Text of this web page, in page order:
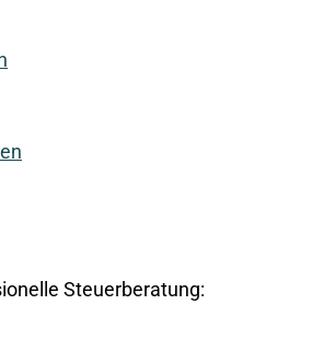
Steuerberatung: